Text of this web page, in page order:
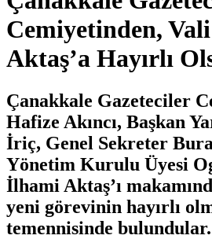
Cemiyetinden,
Aktaş’a Hayırlı
Çanakkale Gazeteciler
Hafize Akıncı, Başkan
İriç, Genel Sekreter
Yönetim Kurulu Üyesi
İlhami Aktaş’ı
yeni görevinin hayırlı
temennisinde bulundular.